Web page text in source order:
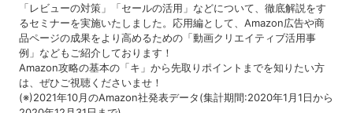
「レビューの対策」「セールの活用」などについて、徹底解説をす
るセミナーを実施いたしました。応用編として、Amazon広告や商
品ページの成果をより高めるための「動画クリエイティブ活用事
例」などもご紹介しております！
Amazon攻略の基本の「キ」から先取りポイントまでを知りたい方
は、ぜひご視聴くださいませ！
(※)2021年10月のAmazon社発表データ(集計期間:2020年1月1日から